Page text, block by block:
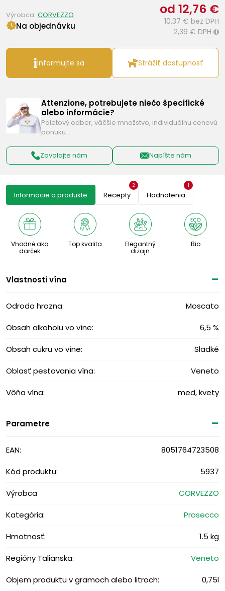
od 12,76 €
10,37 € bez DPH
2,39 € DPH i
Na objednávku
Výrobca: CORVEZZO
Informujte sa Strážiť dostupnosť
Attenzione, potrebujete niečo špecifické
alebo informácie?
Paletový odber, väčšie množstvo, individuálnu cenovú
ponuku…
Zavolajte nám Napíšte nám
Informácie o produkte Recepty
2
Hodnotenia
1
Vhodné ako
darček
Top kvalita
Elegantný
dizajn
Bio
Vlastnosti vína
Odroda hrozna: Moscato
Obsah alkoholu vo víne: 6,5 %
Obsah cukru vo víne: Sladké
Oblasť pestovania vína: Veneto
Vôňa vína: med, kvety
Parametre
EAN: 8051764723508
Kód produktu: 5937
Výrobca CORVEZZO
Kategória: Prosecco
Hmotnosť: 1.5 kg
Regióny Talianska: Veneto
Objem produktu v gramoch alebo litroch: 0,75l